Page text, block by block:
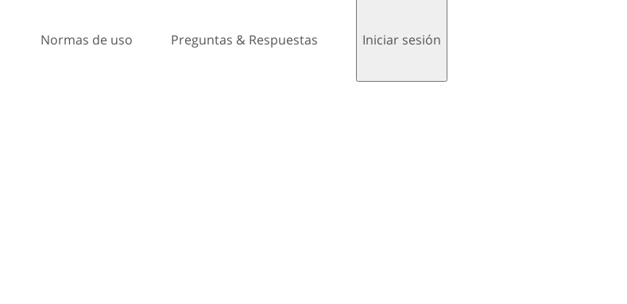
Normas de uso Preguntas & Respuestas Iniciar sesión